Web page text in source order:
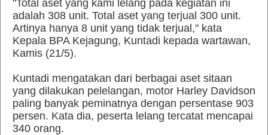
"Total aset yang kami lelang pada kegiatan ini
adalah 308 unit. Total aset yang terjual 300 unit.
Artinya hanya 8 unit yang tidak terjual," kata
Kepala BPA Kejagung, Kuntadi kepada wartawan,
Kamis (21/5).
Kuntadi mengatakan dari berbagai aset sitaan
yang dilakukan pelelangan, motor Harley Davidson
paling banyak peminatnya dengan persentase 903
persen. Kata dia, peserta lelang tercatat mencapai
340 orang.